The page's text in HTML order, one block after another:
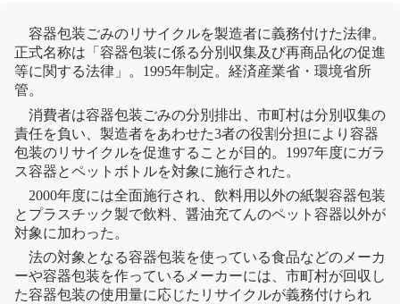
容器包装ごみのリサイクルを製造者に義務付けた法律。
正式名称は「 容器包装に係る分別収集及び再商品化の促進
等に関する法律 」。1995年制定。経済産業省・環境省所
管。
消費者は容器包装ごみの分別排出、市町村は分別収集の
責任を負い、製造者をあわせた3者の役割分担により 容器
包装のリサイクルを促進することが目的。1997年度にガラ
ス容器とペット ボトルを対象に施行された。
2000年度には全面施行され、飲料用以外の紙製容器包装
とプラスチック製で飲料、醤油充てんのペット 容器以外が
対象に加わった。
法の対象となる容器包装を使っている食品などのメーカ
ーや容器包装を作っているメーカーには、市町村が回収し
た容器包装の使用量に応じた リサイクルが義務付けられ